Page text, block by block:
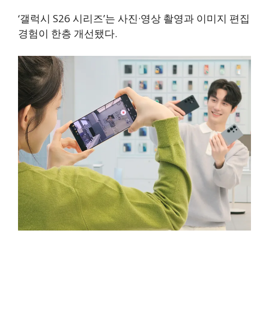
‘갤럭시 S26 시리즈’는 사진·영상 촬영과 이미지 편집
경험이 한층 개선됐다.